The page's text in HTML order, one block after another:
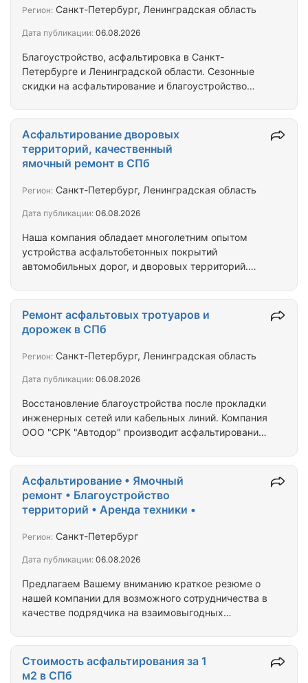
конструктивно надежна, мобильна, и маневренна.
Благоустройство, асфальтировка в Санкт-
Петербурге и Ленинградской области. Сезонные
скидки на асфальтирование и благоустройство
компания ООО «СРК «Автодор» предлагает Вам
услуги по выполнению всего комплекса
следующих работ: новое строительство,
реконструкция, капитальный, и текущий ремонты
асфальтобетонных покрытий автомобильных
территорий: устройство проездов,…
Регион: Санкт-Петербург, Ленинградская область
Дата публикации: 06.08.2026
Наша компания обладает многолетним опытом
устройства асфальтобетонных покрытий
автомобильных дорог, и дворовых территорий.
пешеходных дорожек, озеленение,
восстановление газонов, мощение тротуарной
плиткой. Работая с нами, Вы выбираете опытных
специалистов имеющих многолетний опыт работы
асфальта – комплексному благоустройству
Ленинградской…
Асфальтирование дворовых
территорий, качественный
ямочный ремонт в СПб
Регион: Санкт-Петербург, Ленинградская область
Дата публикации: 06.08.2026
Восстановление благоустройства после прокладки
инженерных сетей или кабельных линий. Компания
ООО "СРК "Автодор" производит асфальтирование
устройство тротуаров, пандусов, асфальтирование
проезжей части. Выполнение сложных и трудных
робот, копание котлованов, траншей, прокладка
кабеля и канализации. Очистка территорий после
демонтажа, вывоз, вертикальная планировка.
Ремонт асфальтовых тротуаров и
дорожек в СПб
Регион: Санкт-Петербург, Ленинградская область
Дата публикации: 06.08.2026
Предлагаем Вашему вниманию краткое резюме о
нашей компании для возможного сотрудничества в
качестве подрядчика на взаимовыгодных
всего комплекса следующих работ: 
Строительство и ремонт дорог, и дорожных
Асфальтирование • Ямочный
ремонт • Благоустройство
территорий • Аренда техники •
Регион: Санкт-Петербург
Дата публикации: 06.08.2026
Стоимость асфальтирования за 1
м2 в СПб